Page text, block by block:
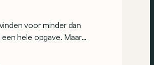
voor minder dan
hele opgave. Maar